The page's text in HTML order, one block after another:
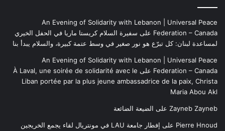
An Evening of Solidarity with Lebanon | Universal Peace
Federation – Canada على سفيرة السلام كريستا ماريا في الحفل الخيري
لمساعدة لبنان: كل تبرّع هو نور صغير في وسط عتمة كبيرة، والسلام يبدأ بنا
An Evening of Solidarity with Lebanon | Universal Peace
Federation – Canada على À Laval, une soirée de solidarité avec le
Liban portée par la plus jeune ambassadrice de la paix, Christa
Maria Abou Akl
Zayneb Zayneb على الضيعة الضائعة
Pierre Hnoud على
إفطار جامعة LAU في مونتريال لقاء يجمع الخريجين